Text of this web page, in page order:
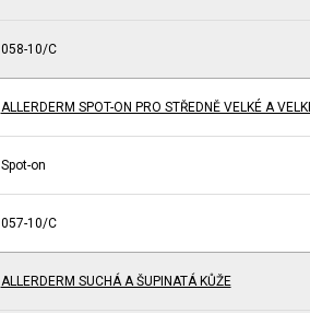
058-10/C
ALLERDERM SPOT-ON PRO STŘEDNĚ VELKÉ A
Spot-on
057-10/C
ALLERDERM SUCHÁ A ŠUPINATÁ KŮŽE